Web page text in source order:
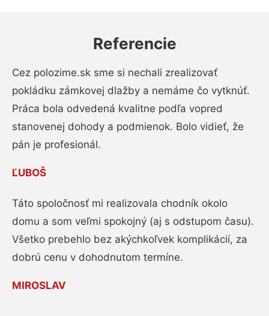
Referencie
Cez polozime.sk sme si nechali zrealizovať
pokládku zámkovej dlažby a nemáme čo vytknúť.
Práca bola odvedená kvalitne podľa vopred
stanovenej dohody a podmienok. Bolo vidieť, že
pán je profesionál.
ĽUBOŠ
Táto spoločnosť mi realizovala chodník okolo
domu a som veľmi spokojný (aj s odstupom času).
Všetko prebehlo bez akýchkoľvek komplikácií, za
dobrú cenu v dohodnutom termíne.
MIROSLAV